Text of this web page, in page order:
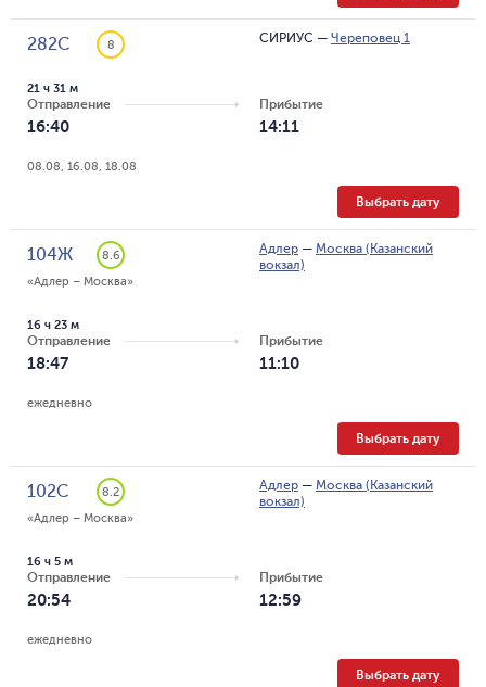
282С 8 СИРИУС — Череповец 1
Отправление
16:40
21 ч 31 м
Прибытие
14:11
08.08, 16.08, 18.08
Выбрать дату
104Ж
8.6
«Адлер – Москва»
Адлер — Москва (Казанский
вокзал)
Отправление
18:47
16 ч 23 м
Прибытие
11:10
ежедневно
Выбрать дату
102С
8.2
«Адлер – Москва»
Адлер — Москва (Казанский
вокзал)
Отправление
20:54
16 ч 5 м
Прибытие
12:59
ежедневно
Выбрать дату